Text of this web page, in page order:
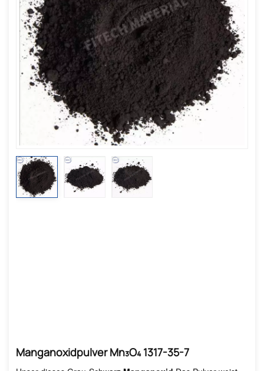
Manganoxidpulver Mn₃O₄ 1317-35-7